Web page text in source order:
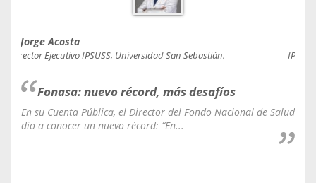
Jorge Acosta
Director Ejecutivo IPSUSS, Universidad San Sebastián.
Fonasa: nuevo récord, más desafíos
En su Cuenta Pública, el Director del Fondo Nacional de Salud
dio a conocer un nuevo récord: “En...